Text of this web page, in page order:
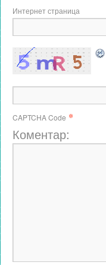
Интернет страница
CAPTCHA Code *
Коментар: